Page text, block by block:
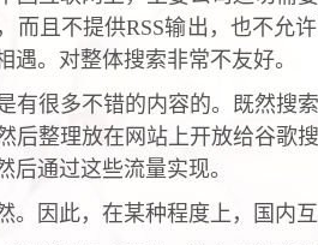
而且不提供RSS输出，也不允
遇。对整体搜索非常不友好。
有很多不错的内容的。既然搜
后整理放在网站上开放给谷歌
后通过这些流量实现。
。因此，在某种程度上，国内